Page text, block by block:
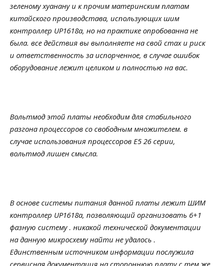
зеленому хуанану и к прочим материнским платам
китайского производстава, использующих шим
контроллер UP1618a, но на практике опробованна не
была. все действия вы выполняете на свой стах и риск
и ответственность за испорченное, в случае ошибок
оборудование лежит целиком и полностью на вас.
Вольтмод этой платы необходим для стабильного
разгона процессоров со свободным множителем. в
случае использования процессоров E5 26 серии,
вольтмод лишен смысла.
В основе системы питания данной платы лежит ШИМ
контроллер UP1618a, позволяющий организовать 6+1
фазную систему . никакой технической документации
на данную микросхему найти не удалось .
Единственным источником информации послужила
сервисная документация на стороннюю плату с тем же